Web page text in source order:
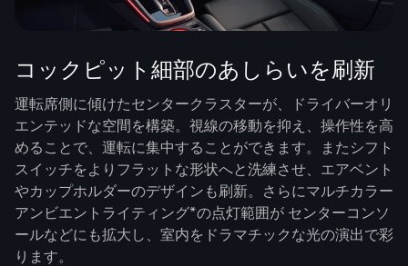
コックピット細部のあしらいを刷新
運転席側に傾けたセンタークラスターが、ドライバーオリ
エンテッドな空間を構築。視線の移動を抑え、操作性を高
めることで、運転に集中することができます。またシフト
スイッチをよりフラットな形状へと洗練させ、エアベント
やカップホルダーのデザインも刷新。さらにマルチカラー
アンビエントライティング*の点灯範囲が センターコンソ
ールなどにも拡大し、室内をドラマチックな光の演出で彩
ります。